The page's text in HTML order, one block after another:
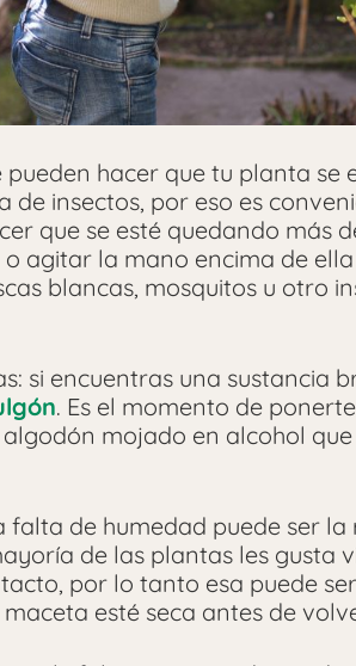
hacer que tu planta se
de insectos, por eso es
que se esté quedando más
agitar la mano encima de
blancas, mosquitos u otro
si encuentras una sustancia
. Es el momento de
mojado en alcohol
falta de humedad puede ser la
de las plantas les gusta
por lo tanto esa puede
esté seca antes de